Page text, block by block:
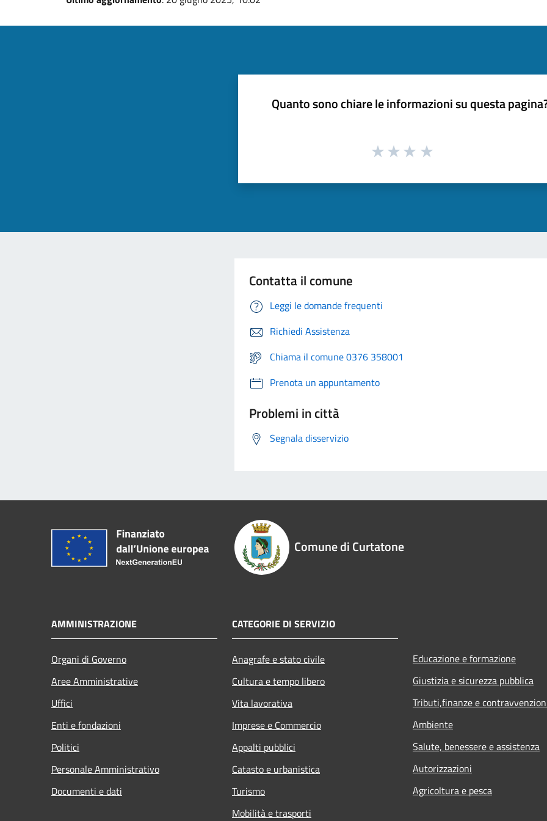
Quanto sono chiare le informazioni su questa
Contatta il comune
Leggi le domande frequenti
Richiedi Assistenza
Chiama il comune 0376 358001
Prenota un appuntamento
Problemi in città
Segnala disservizio
Comune di Curtatone
AMMINISTRAZIONE
Organi di Governo
Aree Amministrative
Uffici
Enti e fondazioni
Politici
Personale Amministrativo
Documenti e dati
CATEGORIE DI SERVIZIO
Anagrafe e stato civile
Cultura e tempo libero
Vita lavorativa
Imprese e Commercio
Appalti pubblici
Catasto e urbanistica
Turismo
Mobilità e trasporti
Educazione e formazione
Giustizia e sicurezza pubblica
Tributi,finanze e
Ambiente
Salute, benessere e assistenza
Autorizzazioni
Agricoltura e pesca